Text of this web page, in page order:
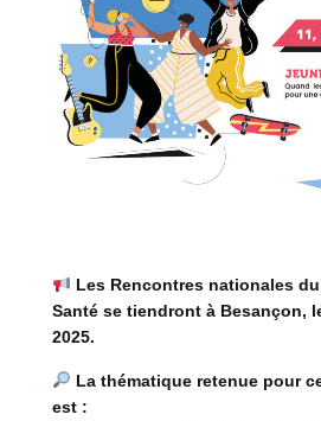
Les Rencontres nationales
Santé se tiendront à Besançon,
2025.
La thématique retenue pour
est :